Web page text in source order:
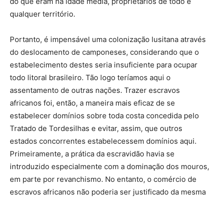
qualquer território.
Portanto, é impensável uma colonização lusitana através
do deslocamento de camponeses, considerando que o
estabelecimento destes seria insuficiente para ocupar
todo litoral brasileiro. Tão logo teríamos aqui o
assentamento de outras nações. Trazer escravos
africanos foi, então, a maneira mais eficaz de se
estabelecer domínios sobre toda costa concedida pelo
Tratado de Tordesilhas e evitar, assim, que outros
estados concorrentes estabelecessem domínios aqui.
Primeiramente, a prática da escravidão havia se
introduzido especialmente com a dominação dos mouros,
em parte por revanchismo. No entanto, o comércio de
escravos africanos não poderia ser justificado da mesma